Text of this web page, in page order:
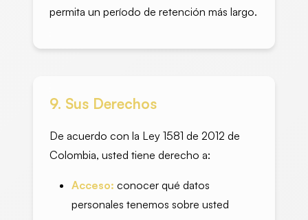
permita un período de retención más largo.
9. Sus Derechos
De acuerdo con la Ley 1581 de 2012 de
Colombia, usted tiene derecho a:
Acceso: conocer qué datos
personales tenemos sobre usted